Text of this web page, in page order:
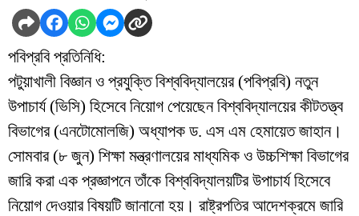
পবিপ্রবি প্রতিনিধি:
পটুয়াখালী বিজ্ঞান ও প্রযুক্তি বিশ্ববিদ্যালয়ের (পবিপ্রবি) নতুন
উপাচার্য (ভিসি) হিসেবে নিয়োগ পেয়েছেন বিশ্ববিদ্যালয়ের কীটতত্ত্ব
বিভাগের (এনটোমোলজি) অধ্যাপক ড. এস এম হেমায়েত জাহান।
সোমবার (৮ জুন) শিক্ষা মন্ত্রণালয়ের মাধ্যমিক ও উচ্চশিক্ষা বিভাগের
জারি করা এক প্রজ্ঞাপনে তাঁকে বিশ্ববিদ্যালয়টির উপাচার্য হিসেবে
নিয়োগ দেওয়ার বিষয়টি জানানো হয়। রাষ্ট্রপতির আদেশক্রমে জারি